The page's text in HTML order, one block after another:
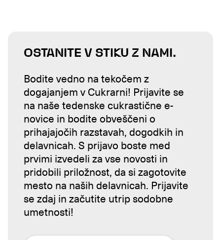
OSTANITE V STIKU Z NAMI.
Bodite vedno na tekočem z
dogajanjem v Cukrarni! Prijavite se
na naše tedenske cukrastične e-
novice in bodite obveščeni o
prihajajočih razstavah, dogodkih in
delavnicah. S prijavo boste med
prvimi izvedeli za vse novosti in
pridobili priložnost, da si zagotovite
mesto na naših delavnicah. Prijavite
se zdaj in začutite utrip sodobne
umetnosti!